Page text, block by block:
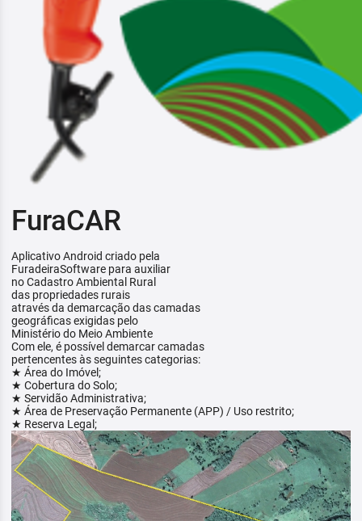
FuraCAR
Aplicativo Android criado pela
FuradeiraSoftware para auxiliar
no Cadastro Ambiental Rural
das propriedades rurais
através da demarcação das camadas
geográficas exigidas pelo
Ministério do Meio Ambiente
Com ele, é possível demarcar camadas
pertencentes às seguintes categorias:
★ Área do Imóvel;
★ Cobertura do Solo;
★ Servidão Administrativa;
★ Área de Preservação Permanente (APP) / Uso restrito;
★ Reserva Legal;